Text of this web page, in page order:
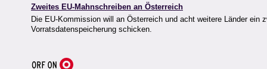
Zweites EU-Mahnschreiben an Österreich
Die EU-Kommission will an Österreich und acht weitere Länder
Vorratsdatenspeicherung schicken.